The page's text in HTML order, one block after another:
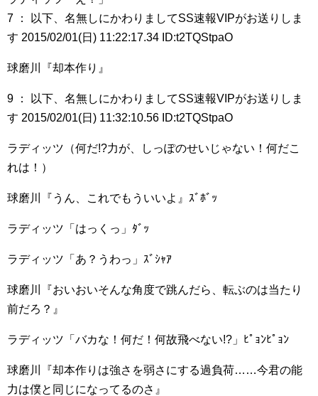
7 ： 以下、名無しにかわりましてSS速報VIPがお送りしま
す 2015/02/01(日) 11:22:17.34 ID:t2TQStpaO
球磨川『却本作り』
9 ： 以下、名無しにかわりましてSS速報VIPがお送りしま
す 2015/02/01(日) 11:32:10.56 ID:t2TQStpaO
ラディッツ（何だ!?力が、しっぽのせいじゃない！何だこ
れは！）
球磨川『うん、これでもういいよ』ｽﾞﾎﾞｯ
ラディッツ「はっくっ」ﾀﾞｯ
ラディッツ「あ？うわっ」ｽﾞｼｬｱ
球磨川『おいおいそんな角度で跳んだら、転ぶのは当たり
前だろ？』
ラディッツ「バカな！何だ！何故飛べない!?」ﾋﾟｮﾝﾋﾟｮﾝ
球磨川『却本作りは強さを弱さにする過負荷……今君の能
力は僕と同じになってるのさ』